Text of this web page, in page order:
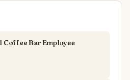
Coffee Bar Employee